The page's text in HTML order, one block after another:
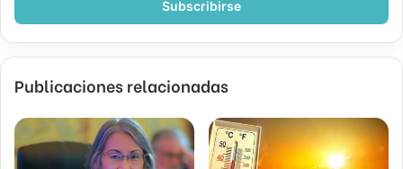
Publicaciones relacionadas